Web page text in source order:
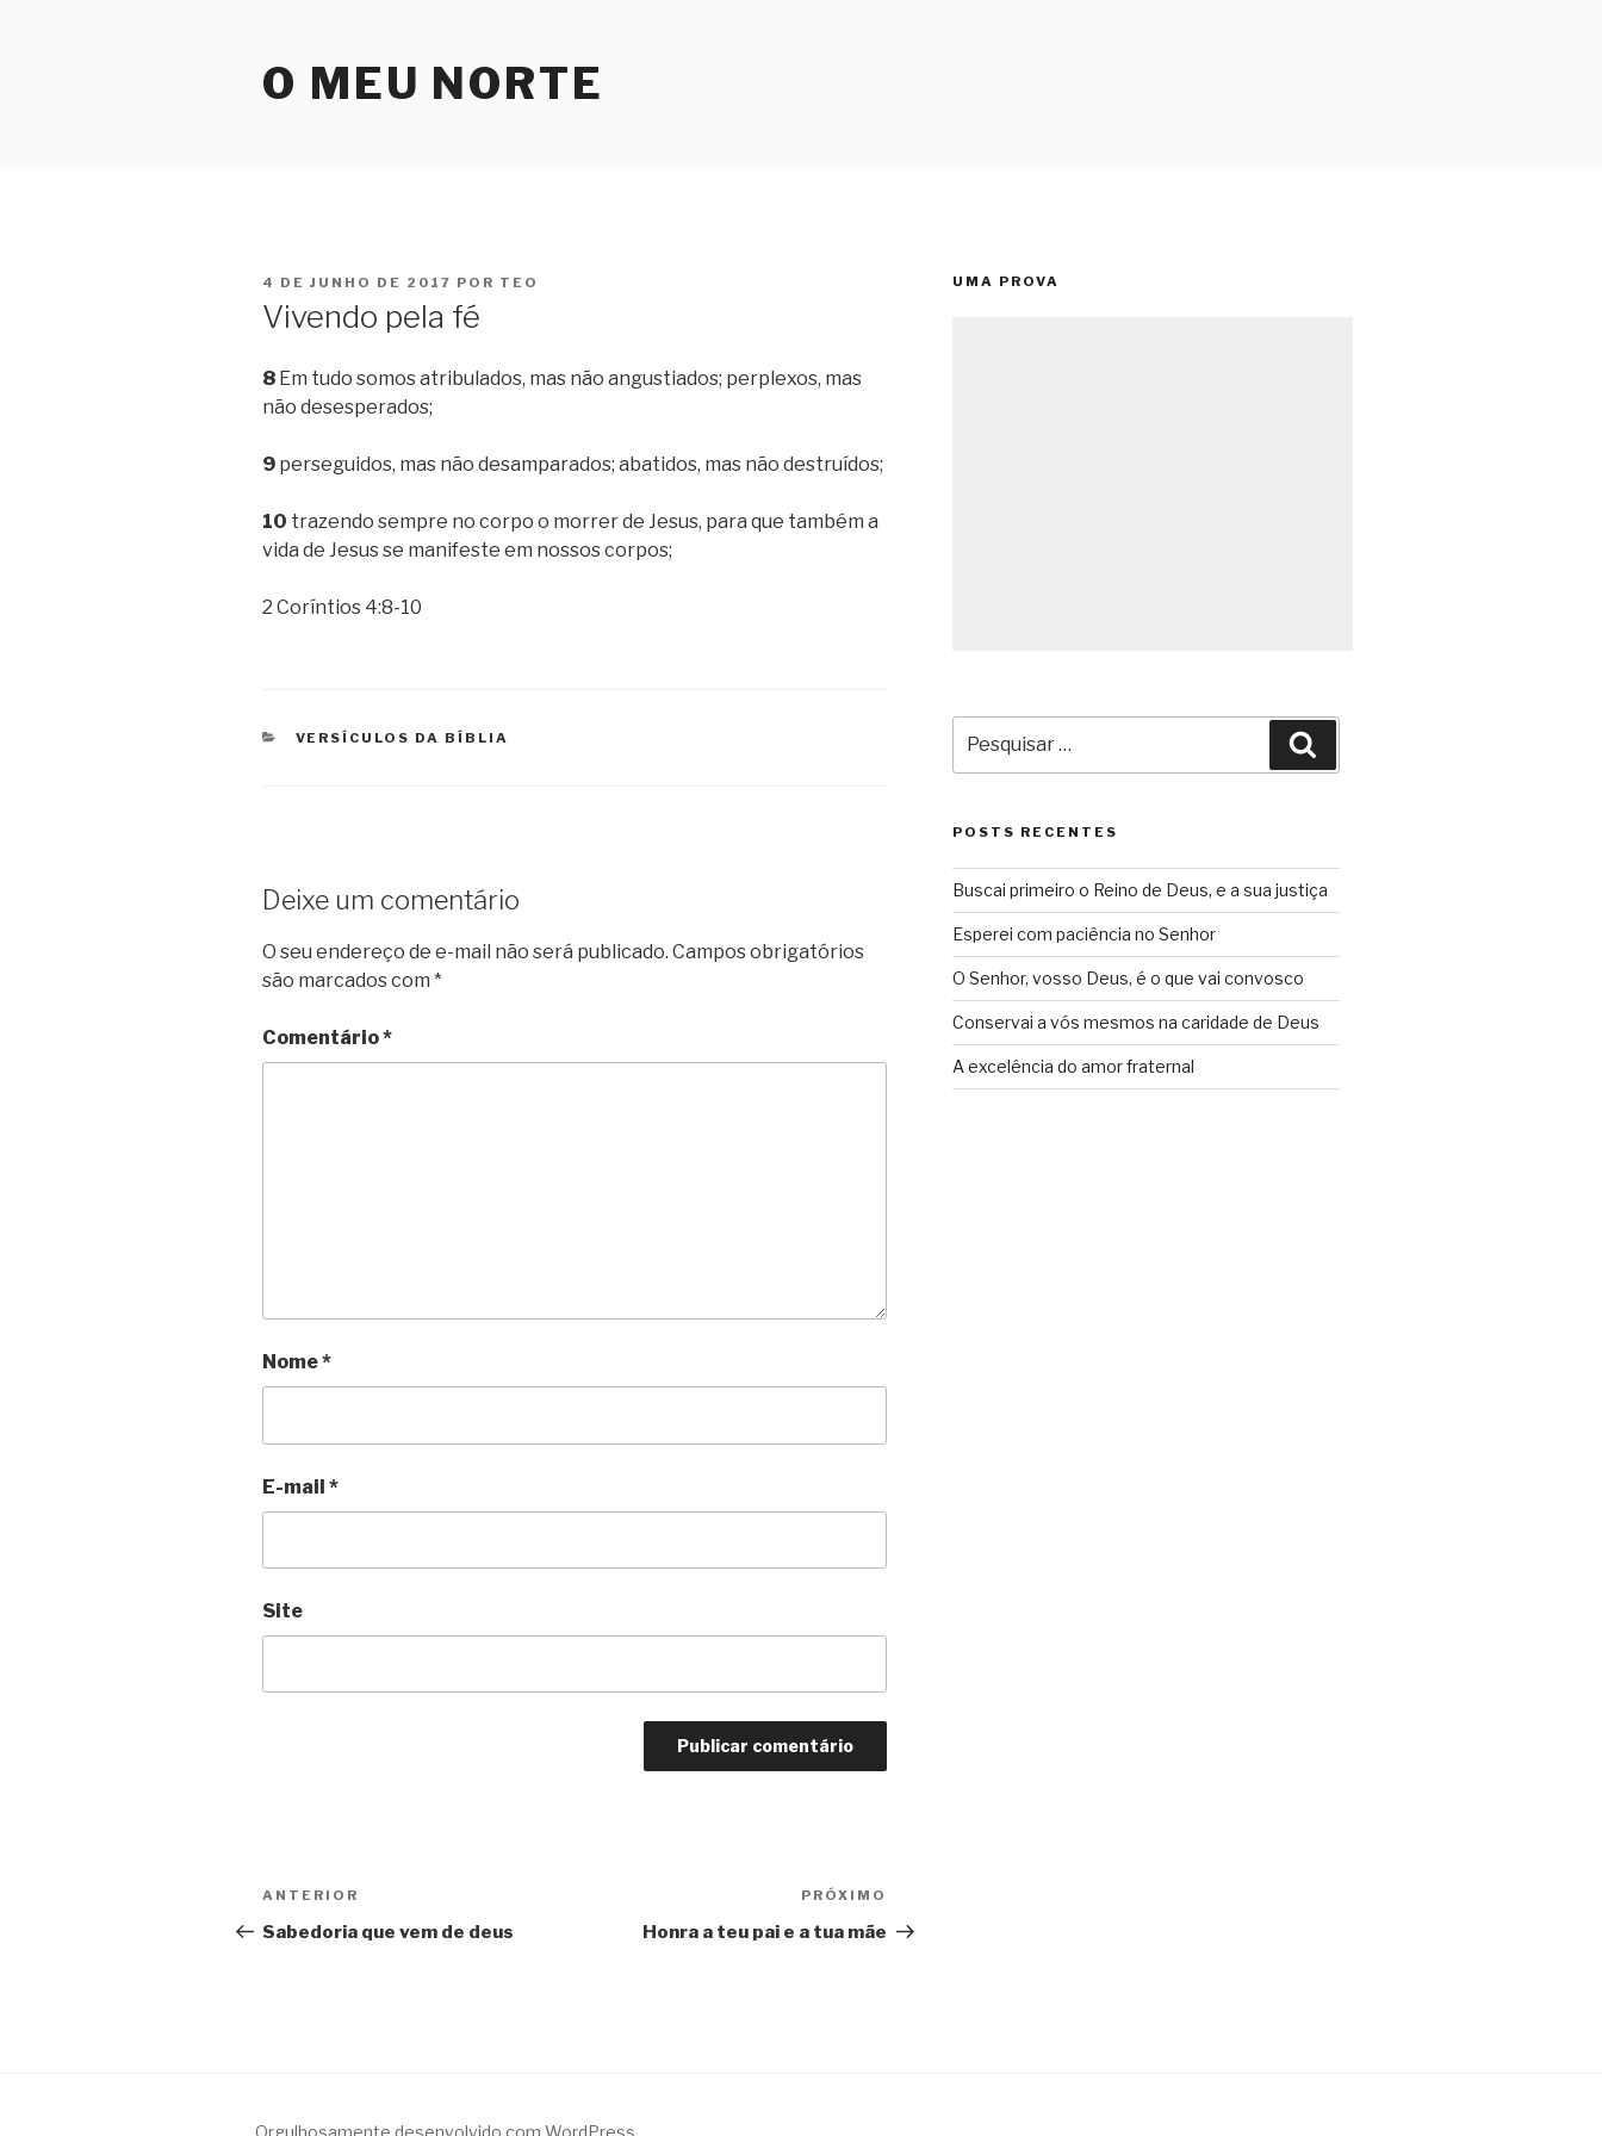
O MEU NORTE
PUBLICADO
4 DE JUNHO DE 2017 POR TEO
Vivendo pela fé
8 Em tudo somos atribulados, mas não angustiados; perplexos, mas
não desesperados;
9 perseguidos, mas não desamparados; abatidos, mas não destruídos;
10 trazendo sempre no corpo o morrer de Jesus, para que também a
vida de Jesus se manifeste em nossos corpos;
2 Coríntios 4:8-10
CATEGORIAS
VERSÍCULOS DA BÍBLIA
Deixe um comentário
O seu endereço de e-mail não será publicado. Campos obrigatórios
são marcados com *
Comentário*
Nome*
E-mail *
Site
Navegação
de
Post
anterior
ANTERIOR
Sabedoria que vem de deus
post
PRÓXIMO
Honra a teu pai e a tua mãe
UMA PROVA
por:
POSTS RECENTES
Buscai primeiro o Reino de Deus, e a sua justiça
Esperei com paciência no Senhor
O Senhor, vosso Deus, é o que vai convosco
Conservai a vós mesmos na caridade de Deus
A excelência do amor fraternal
Orgulhosamente desenvolvido com WordPress